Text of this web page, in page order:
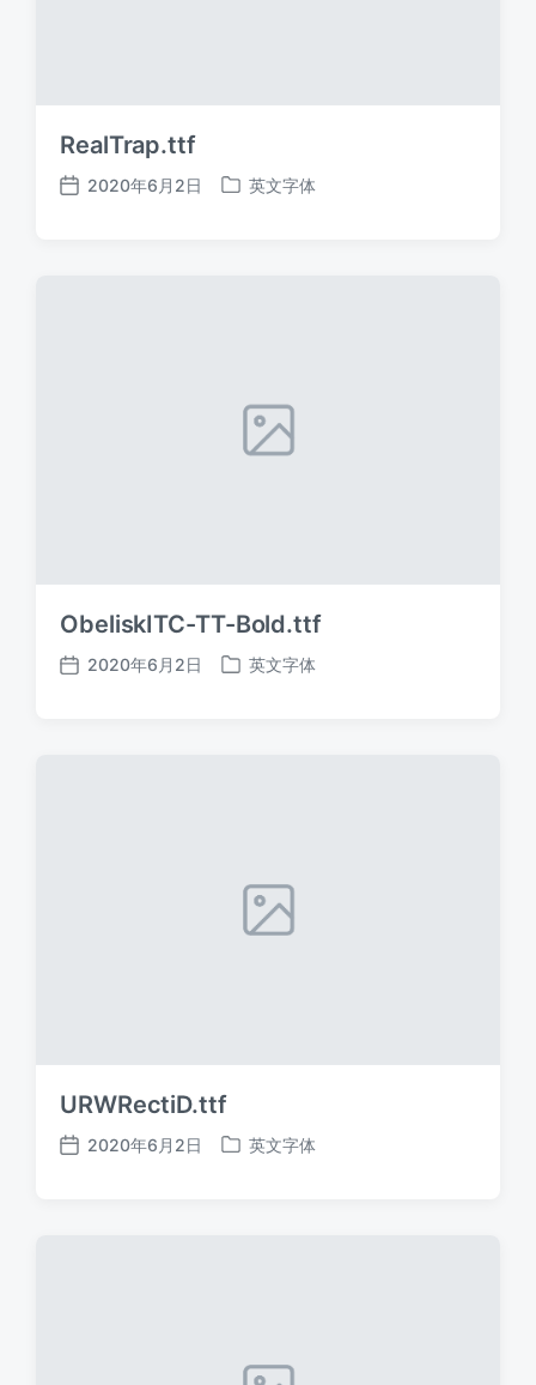
RealTrap.ttf
发
2020年6月2日
发
英文字体
ObeliskITC-TT-Bold.ttf
发
2020年6月2日
发
英文字体
URWRectiD.ttf
发
2020年6月2日
发
英文字体